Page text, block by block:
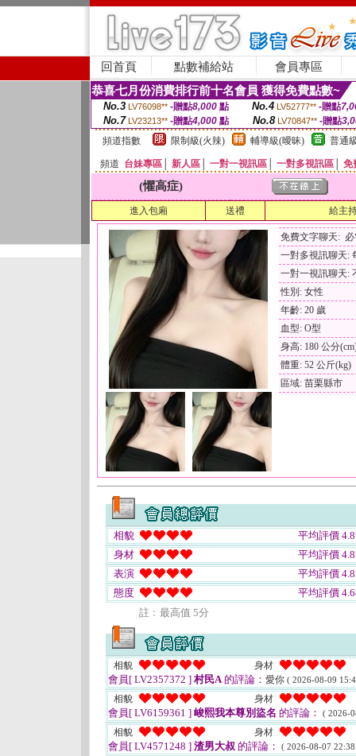
回首頁 點數補給站 會員專區
恭喜七月份消費排行前十名會員 獲得免費點數~
No.3 LV76098** -贈點8,000點 No.4 LV52777** -贈點
No.7 LV23213** -贈點4,000 點 No.8 LV70847** -贈點
頻道指數
限制級(火辣) 輔導級(曖昧) 普通
頻道 台妹專區 新人區 一對一視訊區 一對多視訊區 免
(懼高症)
進入包廂 送禮 給主
免費文字聊天:
一對多視訊聊天:
一對一視訊聊天:
性別: 女性
年齡: 20 歲
血型: O型
身高: 180 公分
體重: 52 公斤(kg)
區域: 苗栗縣市
相貌
平均評價
身材
平均評價
表演
平均評價
態度
平均評價
註﹕最高值 5分
相貌 身材
會員[ LV2357372 ] 村民A的評論： 愛你 ( 2026-08-09
相貌 身材
會員[ LV6159361 ] 峻熙我本尊別盜名 的評論： ( 2026-
相貌 身材
會員[ LV4571248 ] 渣男大叔 的評論： ( 2026-08-07